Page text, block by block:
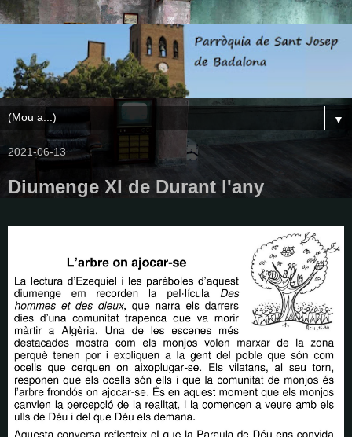
▼
2021-06-13
Diumenge XI de Durant l'any